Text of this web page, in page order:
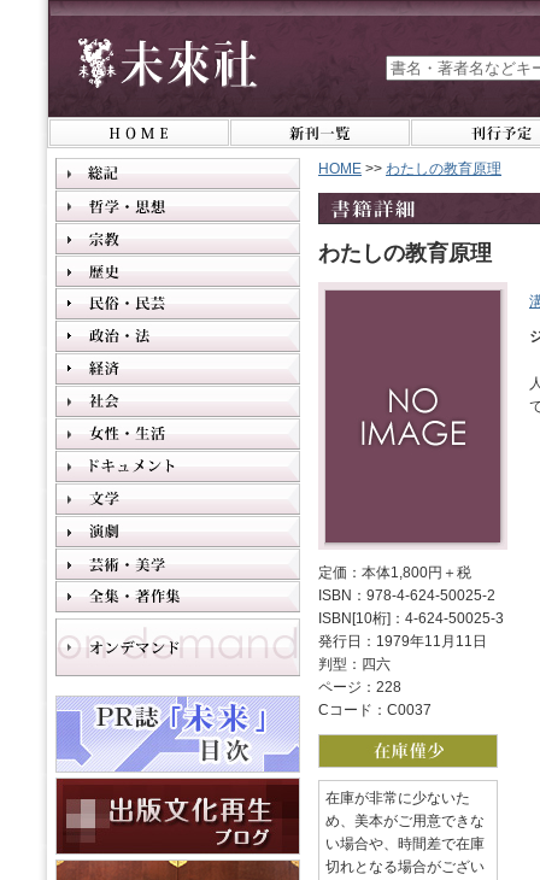
HOME >> わたしの教育原理
わたしの教育原理
定価：本体1,800円＋税
ISBN：978-4-624-50025-2
ISBN[10桁]：4-624-50025-3
発行日：1979年11月11日
判型：四六
ページ：228
Cコード：C0037
在庫が非常に少ないた
め、美本がご用意できな
い場合や、時間差で在庫
切れとなる場合がござい